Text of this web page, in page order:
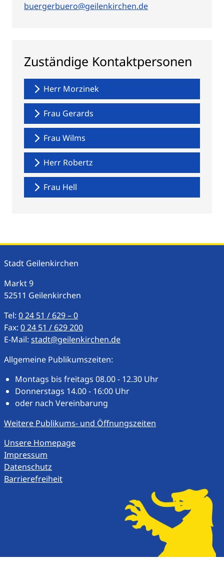
buergerbuero@geilenkirchen.de
Zuständige Kontaktpersonen
Herr Morzinek
Frau Gerards
Frau Wilms
Herr Robertz
Frau Hell
Stadt Geilenkirchen
Markt9
52511 Geilenkirchen
Tel: 0 24 51 / 629 – 0
Fax: 0 24 51 / 629 200
E-Mail: stadt@geilenkirchen.de
Allgemeine Publikumszeiten:
Montags bis freitags 08.00 - 12.30 Uhr
Donnerstags 14.00 - 16:00 Uhr
oder nach Vereinbarung
Weitere Publikums- und Öffnungszeiten
Unsere Homepage
Impressum
Datenschutz
Barrierefreiheit